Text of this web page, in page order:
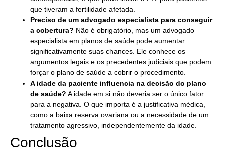
que tiveram a fertilidade afetada.
Preciso de um advogado especialista para conseguir
a cobertura? Não é obrigatório, mas um advogado
especialista em planos de saúde pode aumentar
significativamente suas chances. Ele conhece os
argumentos legais e os precedentes judiciais que podem
forçar o plano de saúde a cobrir o procedimento.
A idade da paciente influencia na decisão do plano
de saúde? A idade em si não deveria ser o único fator
para a negativa. O que importa é a justificativa médica,
como a baixa reserva ovariana ou a necessidade de um
tratamento agressivo, independentemente da idade.
Conclusão